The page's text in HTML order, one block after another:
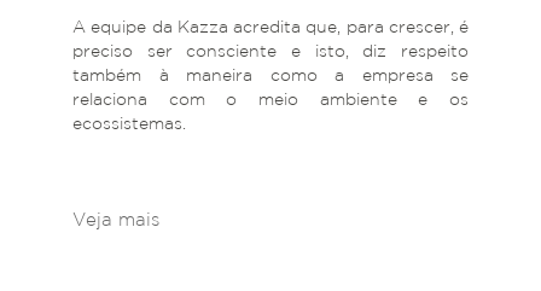
A equipe da Kazza acredita que, para crescer, é
preciso ser consciente e isto, diz respeito
também à maneira como a empresa se
relaciona com o meio ambiente e os
ecossistemas.
Veja mais